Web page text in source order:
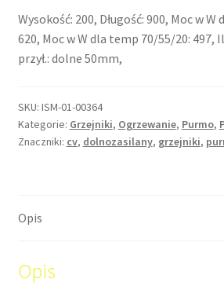
Wysokość: 200, Długość: 900, Moc w
620, Moc w W dla temp 70/55/20: 497,
przył.: dolne 50mm,
SKU: ISM-01-00364
Kategorie: Grzejniki, Ogrzewanie, Purmo,
Znaczniki: cv, dolnozasilany, grzejniki,
Opis
Opis